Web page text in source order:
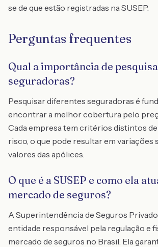
se de que estão registradas na SUSEP.
Perguntas frequentes
Qual a importância de
seguradoras?
Pesquisar diferentes seguradoras é
encontrar a melhor cobertura pelo
Cada empresa tem critérios distintos de
risco, o que pode resultar em variações
valores das apólices.
O que é a SUSEP e como ela
mercado de seguros?
A Superintendência de Seguros
entidade responsável pela regulação e
mercado de seguros no Brasil. Ela